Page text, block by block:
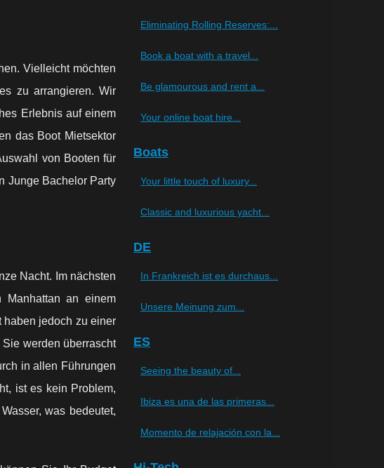
Vielleicht möchten
zu arrangieren. Wir
Erlebnis auf einem
das Boot Mietsektor
von Booten für
Junge Bachelor Party
Nacht. Im nächsten
an einem
haben jedoch zu einer
Sie werden überrascht
in allen Führungen
ist es kein Problem,
was bedeutet,
Eliminating Rolling Reserves:...
Book a boat with a travel...
Be glamourous and rent a...
Your online boat hire...
Boats
Your little touch of luxury...
Classic and luxurious yacht...
DE
In Frankreich ist es durchaus...
Unsere Meinung zum...
ES
Seeing the beauty of...
Ibiza es una de las primeras...
Momento de relajación con la...